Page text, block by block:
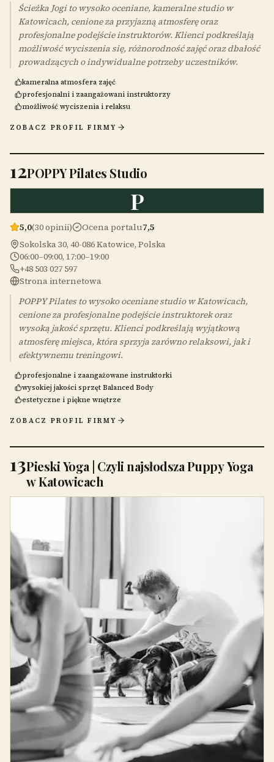
Ścieżka Jogi to wysoko oceniane, kameralne studio w
Katowicach, cenione za przyjazną atmosferę oraz
profesjonalne podejście instruktorów. Klienci podkreślają
możliwość wyciszenia się, różnorodność zajęć oraz dbałość
prowadzących o indywidualne potrzeby uczestników.
kameralna atmosfera zajęć
profesjonalni i zaangażowani instruktorzy
możliwość wyciszenia i relaksu
ZOBACZ PROFIL FIRMY
12POPPY Pilates Studio
P
5,0(30 opinii) Ocena portalu7,5
Sokolska 30, 40-086 Katowice, Polska
06:00–09:00, 17:00–19:00
+48 503 027 597
Strona internetowa
POPPY Pilates to wysoko oceniane studio w Katowicach,
cenione za profesjonalne podejście instruktorek oraz
wysoką jakość sprzętu. Klienci podkreślają wyjątkową
atmosferę miejsca, która sprzyja zarówno relaksowi, jak i
efektywnemu treningowi.
profesjonalne i zaangażowane instruktorki
wysokiej jakości sprzęt Balanced Body
estetyczne i piękne wnętrze
ZOBACZ PROFIL FIRMY
13Pieski Yoga | Czyli najsłodsza Puppy Yoga
w Katowicach